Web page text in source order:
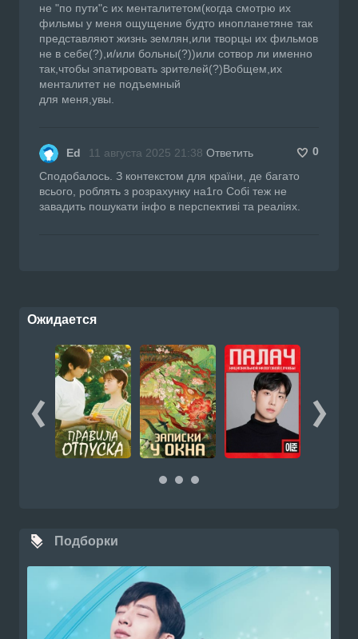
не "по пути"с их менталитетом(когда смотрю их
фильмы у меня ощущение будто инопланетяне так
представляют жизнь землян,или творцы их фильмов
не в себе(?),и/или больны(?))или сотвор ли именно
так,чтобы эпатировать зрителей(?)Вобщем,их
менталитет не подъемный
для меня,увы.
Ed 11 августа 2025 21:38 Ответить
0
Сподобалось. З контекстом для країни, де багато
всього, роблять з розрахунку на1го Собі теж не
завадить пошукати інфо в перспективі та реаліях.
Ожидается
Подборки